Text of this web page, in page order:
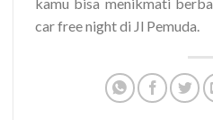
kamu bisa menikmati
car free night di Jl Pemuda.